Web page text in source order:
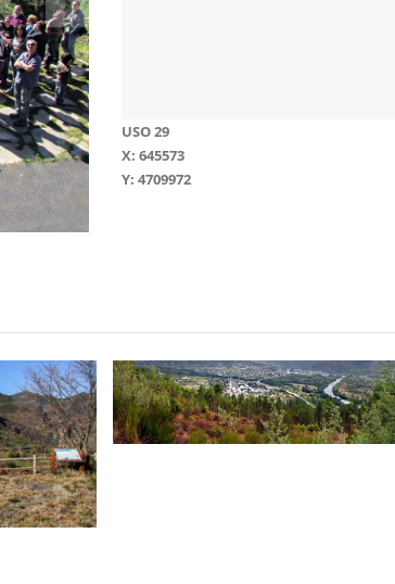
USO 29
X: 645573
Y: 4709972